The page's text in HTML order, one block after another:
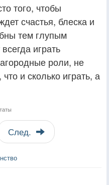
того, чтобы
счастья, блеска и
тем глупым
играть
роли, не
и сколько играть, а
След.